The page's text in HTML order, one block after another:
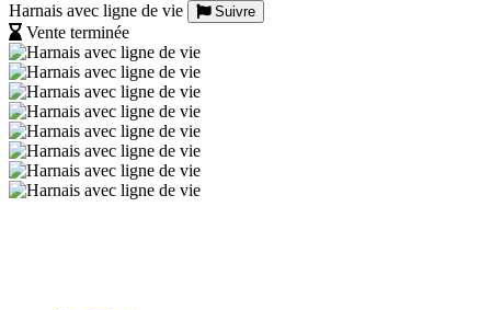
Harnais avec ligne de vie Suivre
Vente terminée